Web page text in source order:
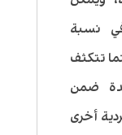
نسبة
تتكثف
ضمن
أخرى